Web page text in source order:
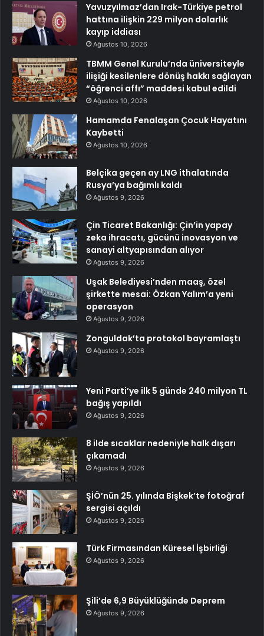
Yavuzyılmaz’dan Irak-Türkiye petrol
hattına ilişkin 229 milyon dolarlık
kayıp iddiası
Ağustos 10, 2026
TBMM Genel Kurulu’nda üniversiteyle
ilişiği kesilenlere dönüş hakkı sağlayan
“öğrenci affı” maddesi kabul edildi
Ağustos 10, 2026
Hamamda Fenalaşan Çocuk Hayatını
Kaybetti
Ağustos 10, 2026
Belçika geçen ay LNG ithalatında
Rusya’ya bağımlı kaldı
Ağustos 9, 2026
Çin Ticaret Bakanlığı: Çin’in yapay
zeka ihracatı, gücünü inovasyon ve
sanayi altyapısından alıyor
Ağustos 9, 2026
Uşak Belediyesi’nden maaş, özel
şirkette mesai: Özkan Yalım’a yeni
operasyon
Ağustos 9, 2026
Zonguldak’ta protokol bayramlaştı
Ağustos 9, 2026
Yeni Parti’ye ilk 5 günde 240 milyon TL
bağış yapıldı
Ağustos 9, 2026
8 ilde sıcaklar nedeniyle halk dışarı
çıkamadı
Ağustos 9, 2026
ŞİÖ’nün 25. yılında Bişkek’te fotoğraf
sergisi açıldı
Ağustos 9, 2026
Türk Firmasından Küresel İşbirliği
Ağustos 9, 2026
Şili’de 6,9 Büyüklüğünde Deprem
Ağustos 9, 2026